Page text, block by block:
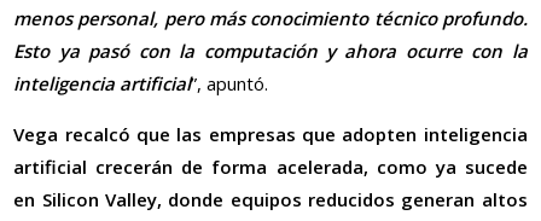
menos personal, pero más conocimiento técnico profundo.
Esto ya pasó con la computación y ahora ocurre con la
inteligencia artificial”, apuntó.
Vega recalcó que las empresas que adopten inteligencia
artificial crecerán de forma acelerada, como ya sucede
en Silicon Valley, donde equipos reducidos generan altos